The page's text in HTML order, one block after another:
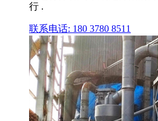
行 .
联系电话: 180 3780 8511